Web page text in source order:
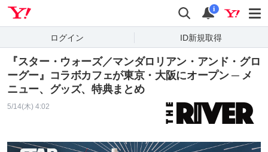
検索 通知
i
ログイン ID新規取得
『スター・ウォーズ／マンダロリアン・アンド・グロ
ーグー』コラボカフェが東京・大阪にオープン ─ メ
ニュー、グッズ、特典まとめ
5/14(木) 4:02